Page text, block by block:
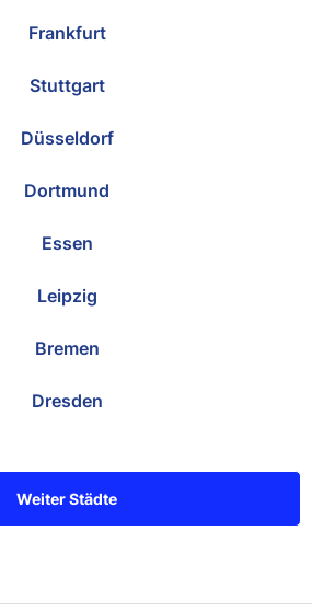
Frankfurt
Stuttgart
Düsseldorf
Dortmund
Essen
Leipzig
Bremen
Dresden
Weiter Städte